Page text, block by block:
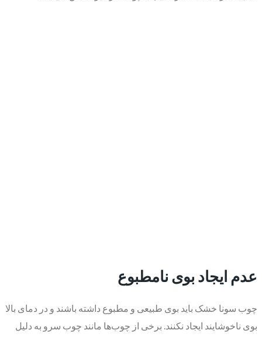
عدم ایجاد بوی نامطبوع
چوب سونا خشک باید بوی طبیعی و مطبوع داشته باشند و در دمای بالا
بوی ناخوشایند ایجاد نکنند. برخی از چوب‌ها مانند چوب سرو به دلیل